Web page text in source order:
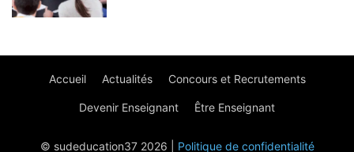
Accueil Actualités Concours et Recrutements
Devenir Enseignant Être Enseignant
© sudeducation37 2026 | Politique de confidentialité